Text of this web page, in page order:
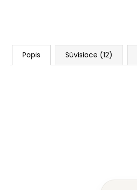
Popis Súvisiace (12)